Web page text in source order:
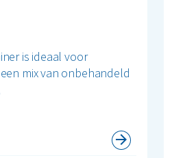
is ideaal voor
mix van onbehandeld